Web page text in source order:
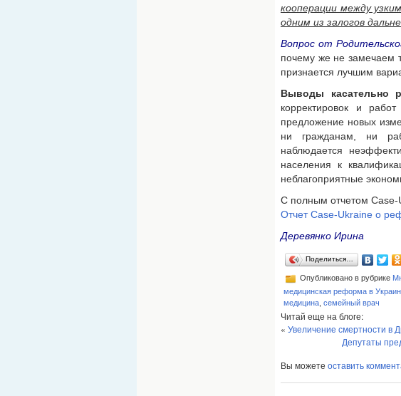
кооперации между
одним из залогов
Вопрос от
почему же не замечаем
признается лучшим
Выводы касательно
корректировок и
предложение новых
ни гражданам, ни
наблюдается
населения к
неблагоприятные
С полным отчетом Case-
Отчет Case-Ukraine о
Деревянко Ирина
Поделиться…
Опубликовано в рубрике
медицинская реформа в
медицина семейный врач
Читай еще на блоге:
« Увеличение смертности в
Депутаты
Вы можете оставить